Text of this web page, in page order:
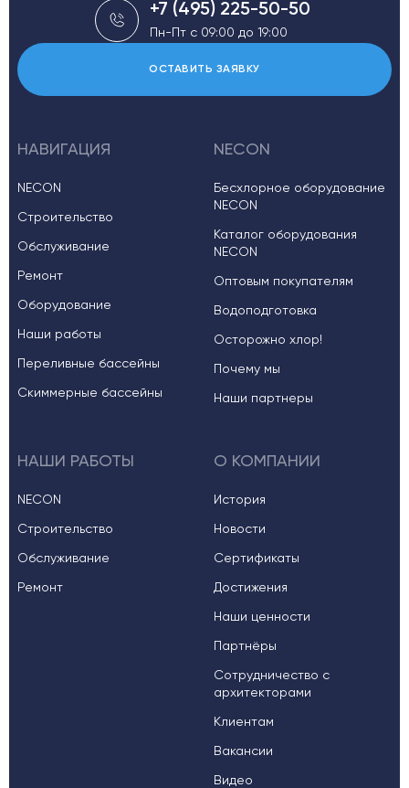
НАВИГАЦИЯ
NECON
Строительство
Обслуживание
Ремонт
Оборудование
Наши работы
Переливные бассейны
Скиммерные бассейны
NECON
Бесхлорное оборудование
NECON
Каталог оборудования
NECON
Оптовым покупателям
Водоподготовка
Осторожно хлор!
Почему мы
Наши партнеры
НАШИ РАБОТЫ
NECON
Строительство
Обслуживание
Ремонт
О КОМПАНИИ
История
Новости
Сертификаты
Достижения
Наши ценности
Партнёры
Сотрудничество с
архитекторами
Клиентам
Вакансии
Видео
+7 (495) 225-50-50
Пн-Пт с 09:00 до 19:00
ОСТАВИТЬ ЗАЯВКУ